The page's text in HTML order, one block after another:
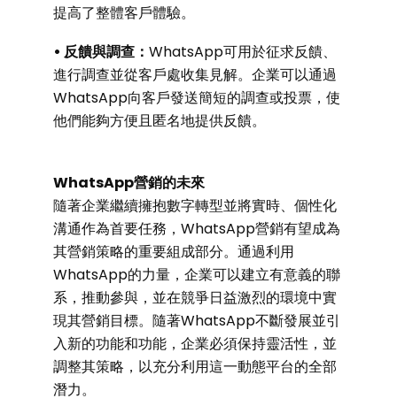
提高了整體客戶體驗。
• 反饋與調查： WhatsApp可用於征求反饋、
進行調查並從客戶處收集見解。企業可以通過
WhatsApp向客戶發送簡短的調查或投票，使
他們能夠方便且匿名地提供反饋。
WhatsApp營銷的未來
隨著企業繼續擁抱數字轉型並將實時、個性化
溝通作為首要任務，WhatsApp營銷有望成為
其營銷策略的重要組成部分。通過利用
WhatsApp的力量，企業可以建立有意義的聯
系，推動參與，並在競爭日益激烈的環境中實
現其營銷目標。隨著WhatsApp不斷發展並引
入新的功能和功能，企業必須保持靈活性，並
調整其策略，以充分利用這一動態平台的全部
潛力。